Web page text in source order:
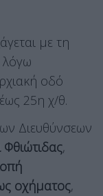
με τη
λόγω
οδό
25η χ/θ.
Διευθύνσεων
Φθιώτιδας,
οχήματος,